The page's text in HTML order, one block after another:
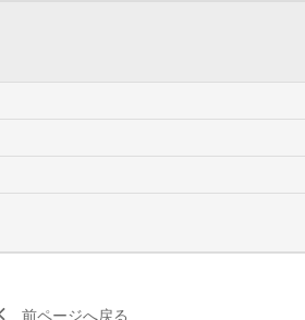
前ページへ戻る